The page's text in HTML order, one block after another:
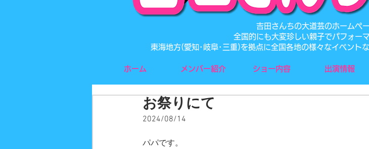
吉田さんちの大道芸のホームペ
全国的にも大変珍しい親子でパフォー
東海地方(愛知･岐阜･三重)を拠点に全国各地の様々なイベント
ホーム メンバー紹介 ショー内容 出演情報
お祭りにて
2024/08/14
パパです。